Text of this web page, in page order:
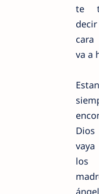
te
va a
Dios
los